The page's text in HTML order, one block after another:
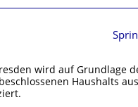
wird auf Grundlage
Haushalts